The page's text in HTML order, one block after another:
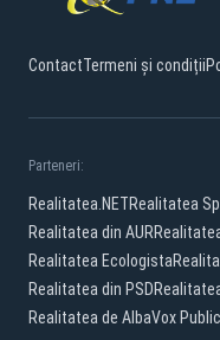
ContactTermeni și condiții
Parteneri:
Realitatea.NETRealitatea
Realitatea din AUR
Realitatea Ecologista
Realitatea din PSD
Realitatea de AlbaVox